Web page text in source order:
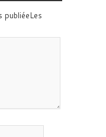
publiéeLes